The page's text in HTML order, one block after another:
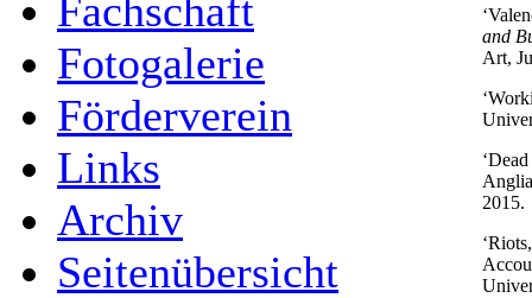
Fachschaft
Fotogalerie
Förderverein
Links
Archiv
Seitenübersicht
and
Art,
2015.